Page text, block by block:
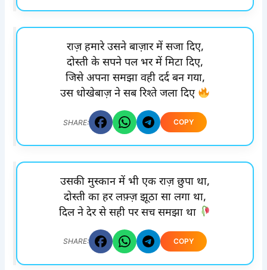
राज़ हमारे उसने बाज़ार में सजा दिए,
दोस्ती के सपने पल भर में मिटा दिए,
जिसे अपना समझा वही दर्द बन गया,
उस धोखेबाज़ ने सब रिश्ते जला दिए
SHARE: COPY
उसकी मुस्कान में भी एक राज़ छुपा था,
दोस्ती का हर लफ़्ज़ झूठा सा लगा था,
दिल ने देर से सही पर सच समझा था
SHARE: COPY